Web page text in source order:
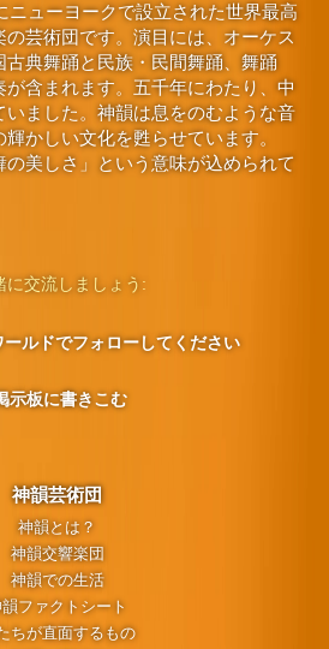
ニューヨークで設立された世界最高
芸術団です。演目には、オーケス
古典舞踊と民族・民間舞踊、舞踊
含まれます。五千年にわたり、中
いました。神韻は息をのむような音
かしい文化を甦らせています。
の美しさ」という意味が込められて
神韻芸術団
神韻とは？
神韻交響楽団
神韻での生活
ファクトシート
ちが直面するもの
に交流しましょう:
ルドでフォローしてください
示板に書きこむ